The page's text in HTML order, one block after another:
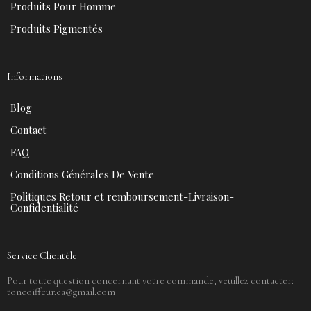
Produits Pour Homme
Produits Pigmentés
Informations
Blog
Contact
FAQ
Conditions Générales De Vente
Politiques Retour et remboursement-Livraison-
Confidentialité
Service Clientèle
Pour toute question concernant votre commande, veuillez contacter:
toncoiffeur.ca@gmail.com